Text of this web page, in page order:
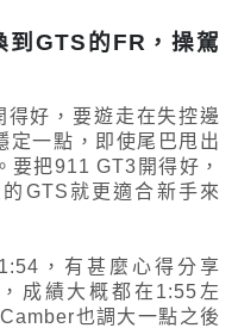
GTS的FR，操駕
好，要遊走在失控邊
定一點，即使尾巴甩出
要把911 GT3開得好，
GTS就更適合新手來
，有甚麼心得分享
成績大概都在1:55左
也調大一點之後